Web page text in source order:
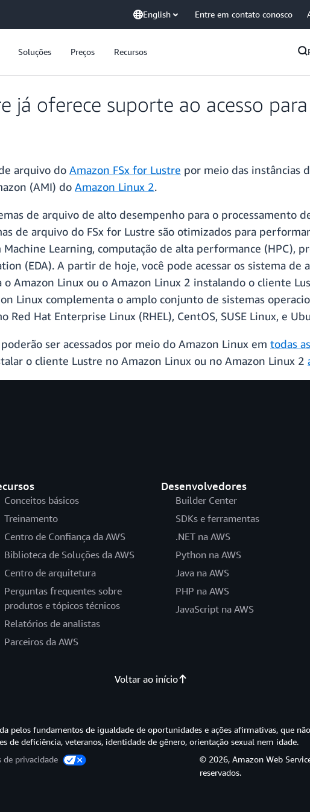
English Entre em contato conosco
Soluções Preços Recursos
já oferece suporte ao acesso
arquivo do Amazon FSx for Lustre por meio das instâncias
(AMI) do Amazon Linux 2.
de arquivo de alto desempenho para o processamento
de arquivo do FSx for Lustre são otimizados para
Learning, computação de alta performance (HPC),
(EDA). A partir de hoje, você pode acessar os sistema de
o Amazon Linux ou o Amazon Linux 2 instalando o cliente
Linux complementa o amplo conjunto de sistemas
Red Hat Enterprise Linux (RHEL), CentOS, SUSE Linux, e
ser acessados por meio do Amazon Linux em todas
o cliente Lustre no Amazon Linux ou no Amazon Linux 2
Conceitos básicos
Treinamento
Centro de Confiança da AWS
Biblioteca de Soluções da AWS
Centro de arquitetura
Perguntas frequentes sobre
produtos e tópicos técnicos
Relatórios de analistas
Parceiros da AWS
Desenvolvedores
Builder Center
SDKs e ferramentas
.NET na AWS
Python na AWS
Java na AWS
PHP na AWS
JavaScript na AWS
Voltar ao início
pelos fundamentos de igualdade de oportunidades e ações afirmativas, que não
de deficiência, veteranos, identidade de gênero, orientação sexual nem idade.
de privacidade
© 2026, Amazon Web
reservados.